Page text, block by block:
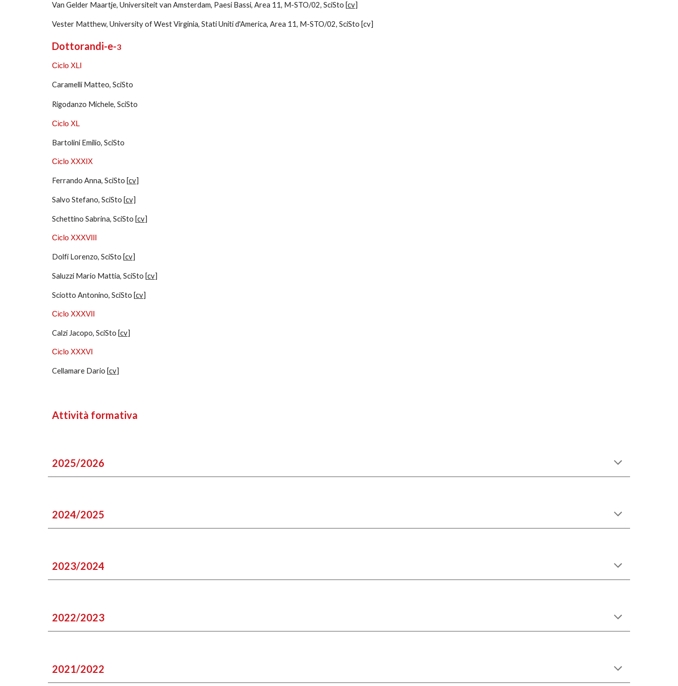
Van Gelder Maartje, Universiteit van Amsterdam, Paesi Bassi, Area 11, M-STO/02, SciSto [cv]
Vester Matthew, University of West Virginia, Stati Uniti d'America, Area 11, M-STO/02, SciSto [cv]
Dottorandi-e-3
Ciclo XLI
Caramelli Matteo, SciSto
Rigodanzo Michele, SciSto
Ciclo XL
Bartolini Emilio, SciSto
Ciclo XXXIX
Ferrando Anna, SciSto [cv]
Salvo Stefano, SciSto [cv]
Schettino Sabrina, SciSto [cv]
Ciclo XXXVIII
Dolfi Lorenzo, SciSto [cv]
Saluzzi Mario Mattia, SciSto [cv]
Sciotto Antonino, SciSto [cv]
Ciclo XXXVII
Calzi Jacopo, SciSto [cv]
Ciclo XXXVI
Cellamare Dario [cv]
Attività formativa
2025/2026
2024/2025
2023/2024
2022/2023
2021/2022